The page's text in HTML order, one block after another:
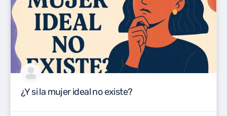
¿Y si la mujer ideal no existe?